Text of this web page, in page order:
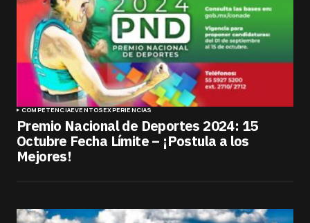
COMPETENCIAEVENTOSEXPERIENCIAS
Premio Nacional de Deportes 2024: 15
Octubre Fecha Límite – ¡Postula a los
Mejores!